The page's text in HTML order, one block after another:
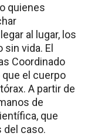
quienes
al lugar, los
vida. El
Coordinado
el cuerpo
A partir de
de
que
del caso.